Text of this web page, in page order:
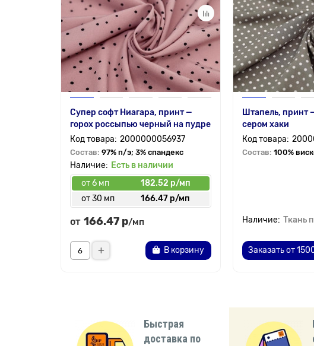
Супер софт Ниагара, принт —
горох россыпью черный на пудре
2000000056937
Состав: 97% п/э; 3% спандекс
Есть в наличии
от 6 мп
182.52 р/мп
от 30 мп
166.47 р/мп
от 166.47 р/мп
В корзину
Штапель, принт
сером хаки
Состав: 100%
Ткань
Заказать от
Быстрая
доставка по